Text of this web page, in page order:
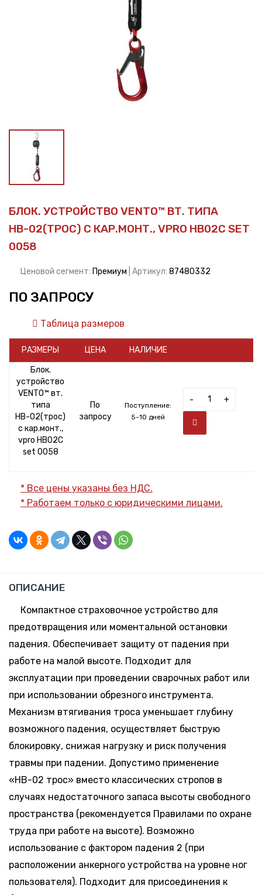
БЛОК. УСТРОЙСТВО VENTO™ ВТ. ТИПА
НВ-02(ТРОС) С КАР.МОНТ., VPRO HB02C SET
0058
Ценовой сегмент: Премиум | Артикул: 87480332
ПО ЗАПРОСУ
Таблица размеров
РАЗМЕРЫ ЦЕНА
НАЛИЧИЕ
Блок.
устройство
VENTO™ вт.
типа
НВ-02(трос)
с кар.монт.,
vpro HB02C
set 0058
По
запросу
Поступление:
5-10 дней
- +
* Все цены указаны без НДС.
* Работаем только с юридическими лицами.
ОПИСАНИЕ
Компактное страховочное устройство для
предотвращения или моментальной остановки
падения. Обеспечивает защиту от падения при
работе на малой высоте. Подходит для
эксплуатации при проведении сварочных работ или
при использовании обрезного инструмента.
Механизм втягивания троса уменьшает глубину
возможного падения, осуществляет быструю
блокировку, снижая нагрузку и риск получения
травмы при падении. Допустимо применение
«НВ-02 трос» вместо классических стропов в
случаях недостаточного запаса высоты свободного
пространства (рекомендуется Правилами по охране
труда при работе на высоте). Возможно
использование с фактором падения 2 (при
расположении анкерного устройства на уровне ног
пользователя). Подходит для присоединения к